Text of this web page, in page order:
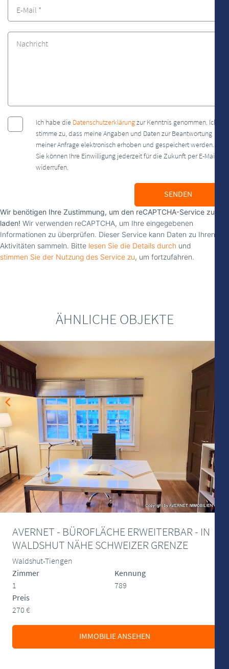
Ich habe die Datenschutzerklärungzur Kenntnis genommen. Ich
stimme zu, dass meine Angaben und Daten zur Beantwortung
meiner Anfrage elektronisch erhoben und gespeichert werden.
Sie können Ihre Einwilligung jederzeit für die Zukunft per E-Mail
widerrufen.
SENDEN
Wir benötigen Ihre Zustimmung, um den reCAPTCHA-Service zu
laden! Wir verwenden reCAPTCHA, um Ihre eingegebenen
Informationen zu überprüfen. Dieser Service kann Daten zu Ihren
Aktivitäten sammeln. Bitte lesen Sie die Details durch und
stimmen Sie der Nutzung des Service zu, um fortzufahren.
ÄHNLICHE OBJEKTE
AVERNET - BÜROFLÄCHE ERWEITERBAR - IN
WALDSHUT NÄHE SCHWEIZER GRENZE
Waldshut-Tiengen
Zimmer
1
Kennung
789
Preis
270 €
IMMOBILIE ANSEHEN